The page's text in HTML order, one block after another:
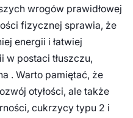
wrogów prawidłowej
fizycznej sprawia, że
energii i łatwiej
w postaci tłuszczu,
. Warto pamiętać, że
otyłości, ale także
cukrzycy typu 2 i